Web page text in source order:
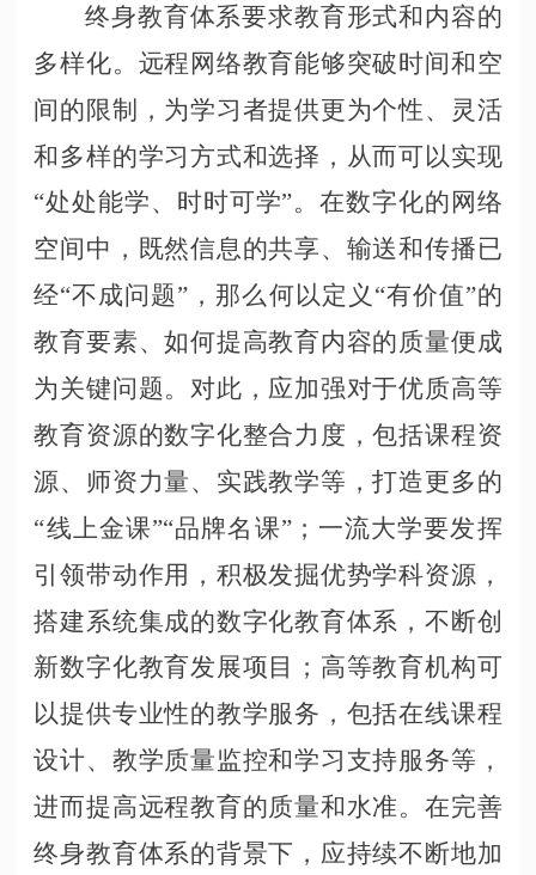
终身教育体系要求教育形式和内容的
多样化。远程网络教育能够突破时间和空
间的限制，为学习者提供更为个性、灵活
和多样的学习方式和选择，从而可以实现
“处处能学、时时可学”。在数字化的网络
空间中，既然信息的共享、输送和传播已
经“不成问题”，那么何以定义“有价值”的
教育要素、如何提高教育内容的质量便成
为关键问题。对此，应加强对于优质高等
教育资源的数字化整合力度，包括课程资
源、师资力量、实践教学等，打造更多的
“线上金课”“品牌名课”；一流大学要发挥
引领带动作用，积极发掘优势学科资源，
搭建系统集成的数字化教育体系，不断创
新数字化教育发展项目；高等教育机构可
以提供专业性的教学服务，包括在线课程
设计、教学质量监控和学习支持服务等，
进而提高远程教育的质量和水准。在完善
终身教育体系的背景下，应持续不断地加